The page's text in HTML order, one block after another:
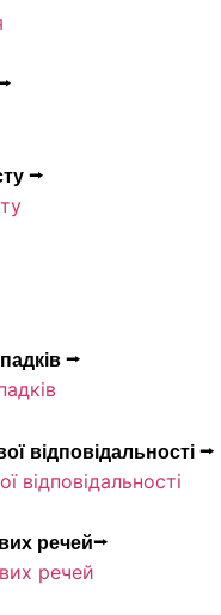
⭢
⭢
відповідальності ⭢
відповідальності
речей⭢
речей